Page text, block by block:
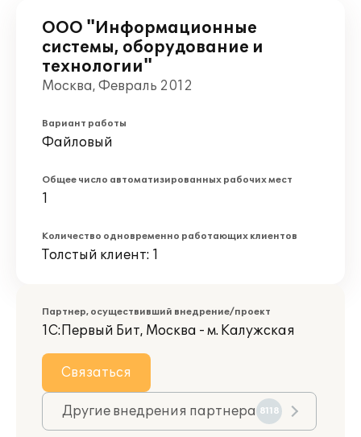
ООО "Информационные
системы, оборудование и
технологии"
Москва, Февраль 2012
Вариант работы
Файловый
Общее число автоматизированных рабочих мест
1
Количество одновременно работающих клиентов
Толстый клиент: 1
Партнер, осуществивший внедрение/проект
1С:Первый Бит, Москва - м. Калужская
Связаться
Другие внедрения партнера 8118